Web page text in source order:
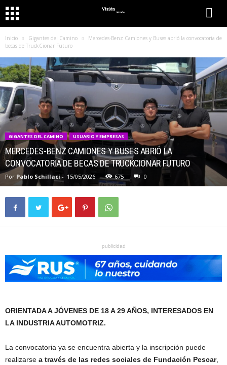
Inicio Gigantes del Camino
Mercedes-Benz Camiones y Buses abrió la convocatoria de
becas de TruckCionar Futuro
GIGANTES DEL CAMINO USUARIO Y EMPRESAS
MERCEDES-BENZ CAMIONES Y BUSES ABRIÓ LA
CONVOCATORIA DE BECAS DE TRUCKCIONAR FUTURO
Por Pablo Schillaci- 15/05/2026 675 0
publicidad
ORIENTADA A JÓVENES DE 18 A 29 AÑOS, INTERESADOS EN
LA INDUSTRIA AUTOMOTRIZ.
La convocatoria ya se encuentra abierta y la inscripción puede
realizarse a través de las redes sociales de Fundación Pescar,